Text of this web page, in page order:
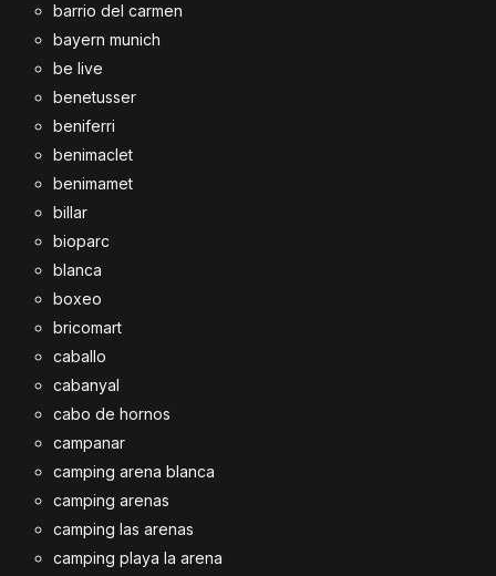
barrio del carmen
bayern munich
be live
benetusser
beniferri
benimaclet
benimamet
billar
bioparc
blanca
boxeo
bricomart
caballo
cabanyal
cabo de hornos
campanar
camping arena blanca
camping arenas
camping las arenas
camping playa la arena